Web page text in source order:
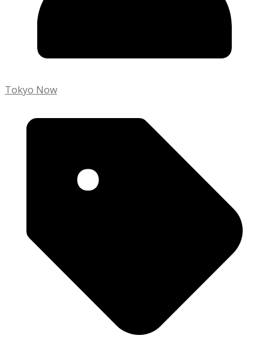
Tokyo Now